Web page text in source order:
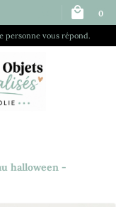
personne vous répond.
0
halloween -